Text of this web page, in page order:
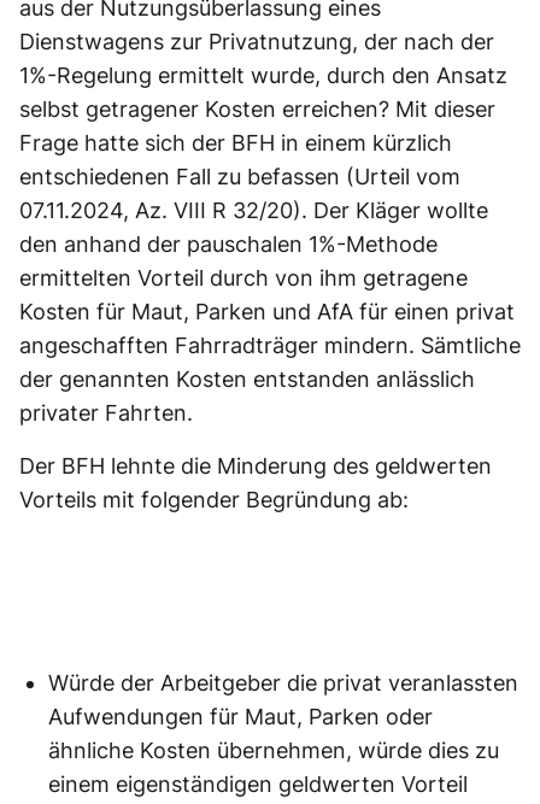
aus der Nutzungsüberlassung eines
Dienstwagens zur Privatnutzung, der nach der
1%-Regelung ermittelt wurde, durch den Ansatz
selbst getragener Kosten erreichen? Mit dieser
Frage hatte sich der BFH in einem kürzlich
entschiedenen Fall zu befassen (Urteil vom
07.11.2024, Az. VIII R 32/20). Der Kläger wollte
den anhand der pauschalen 1%-Methode
ermittelten Vorteil durch von ihm getragene
Kosten für Maut, Parken und AfA für einen privat
angeschafften Fahrradträger mindern. Sämtliche
der genannten Kosten entstanden anlässlich
privater Fahrten.
Der BFH lehnte die Minderung des geldwerten
Vorteils mit folgender Begründung ab:
Würde der Arbeitgeber die privat veranlassten
Aufwendungen für Maut, Parken oder
ähnliche Kosten übernehmen, würde dies zu
einem eigenständigen geldwerten Vorteil